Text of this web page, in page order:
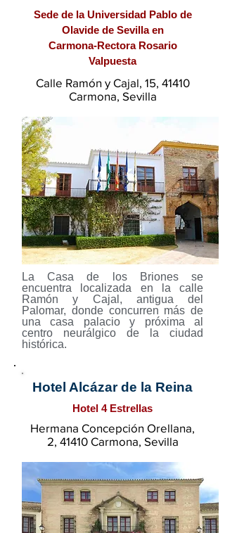
Sede de la Universidad Pablo de
Olavide de Sevilla en
Carmona-Rectora Rosario
Valpuesta​
Calle Ramón y Cajal, 15, 41410
Carmona, Sevilla
La Casa de los Briones se
encuentra localizada en la calle
Ramón y Cajal, antigua del
Palomar, donde concurren más de
una casa palacio y próxima al
centro neurálgico de la ciudad
histórica.
Hotel Alcázar de la Reina
Hotel 4 Estrellas
Hermana Concepción Orellana,
2, 41410 Carmona, Sevilla